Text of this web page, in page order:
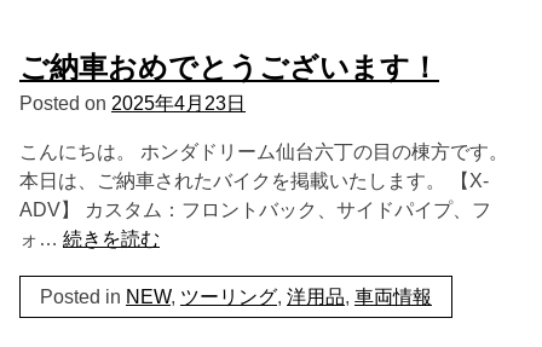
ご納車おめでとうございます！
Posted on 2025年4月23日
こんにちは。 ホンダドリーム仙台六丁の目の棟方です。
本日は、ご納車されたバイクを掲載いたします。 【X-
ADV】 カスタム：フロントバック、サイドパイプ、フ
ォ… 続きを読む
Posted in NEW, ツーリング, 洋用品, 車両情報